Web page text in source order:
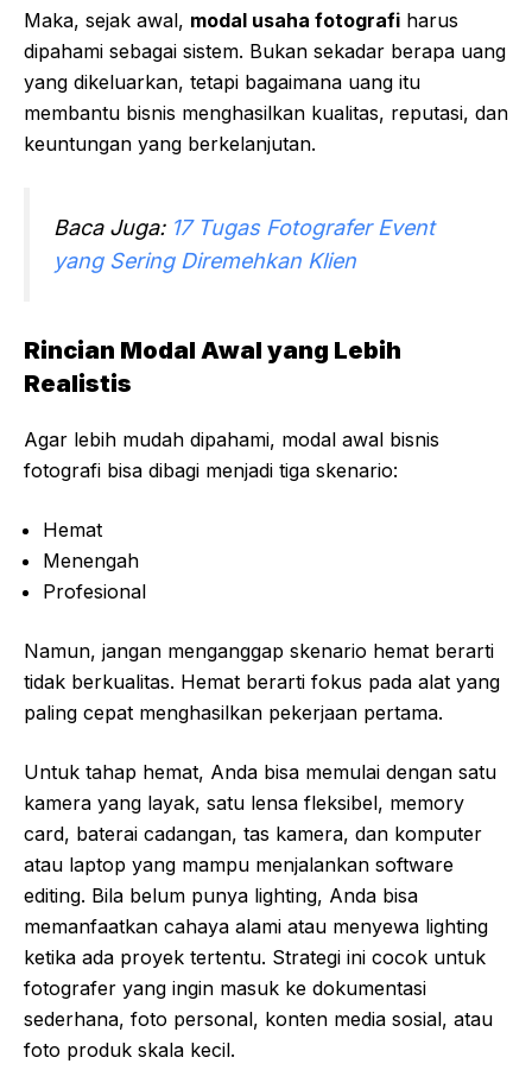
Maka, sejak awal, modal usaha fotografi harus
dipahami sebagai sistem. Bukan sekadar berapa uang
yang dikeluarkan, tetapi bagaimana uang itu
membantu bisnis menghasilkan kualitas, reputasi, dan
keuntungan yang berkelanjutan.
Baca Juga: 17 Tugas Fotografer Event
yang Sering Diremehkan Klien
Rincian Modal Awal yang Lebih
Realistis
Agar lebih mudah dipahami, modal awal bisnis
fotografi bisa dibagi menjadi tiga skenario:
Hemat
Menengah
Profesional
Namun, jangan menganggap skenario hemat berarti
tidak berkualitas. Hemat berarti fokus pada alat yang
paling cepat menghasilkan pekerjaan pertama.
Untuk tahap hemat, Anda bisa memulai dengan satu
kamera yang layak, satu lensa fleksibel, memory
card, baterai cadangan, tas kamera, dan komputer
atau laptop yang mampu menjalankan software
editing. Bila belum punya lighting, Anda bisa
memanfaatkan cahaya alami atau menyewa lighting
ketika ada proyek tertentu. Strategi ini cocok untuk
fotografer yang ingin masuk ke dokumentasi
sederhana, foto personal, konten media sosial, atau
foto produk skala kecil.